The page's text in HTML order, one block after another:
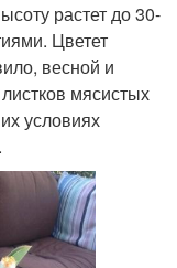
растет до 30-
Цветет
весной и
мясистых
условиях